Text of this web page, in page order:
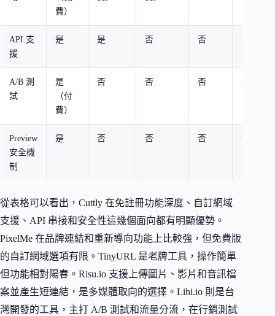
費）
API 支
援
是 是 否 否 否
A/B 測
試
是
（付
費）
否 否 否 是
Preview
安全機
制
是 否 否 否 否
從表格可以看出，Cuttly 在免註冊功能深度、自訂網域
支援、API 串接和安全性這幾個面向都有明顯優勢。
PixelMe 在品牌連結和重新導向功能上比較強，但免費版
的自訂網域選項有限。TinyURL 是老牌工具，操作簡單
但功能相對陽春。Risu.io 支援上傳圖片、影片和音訊檔
案並產生短連結，是多媒體取向的選擇。Lihi.io 則是台
灣開發的工具，主打 A/B 測試和流量分流，在行銷測試